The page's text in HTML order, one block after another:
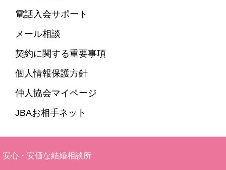
電話入会サポート
メール相談
契約に関する重要事項
個人情報保護方針
仲人協会マイページ
JBAお相手ネット
安心・安価な結婚相談所